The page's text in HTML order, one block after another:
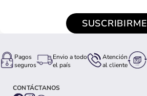
SUSCRIBIRME
Pagos
seguros
Envio a todo
el país
Atención
al cliente
CONTÁCTANOS